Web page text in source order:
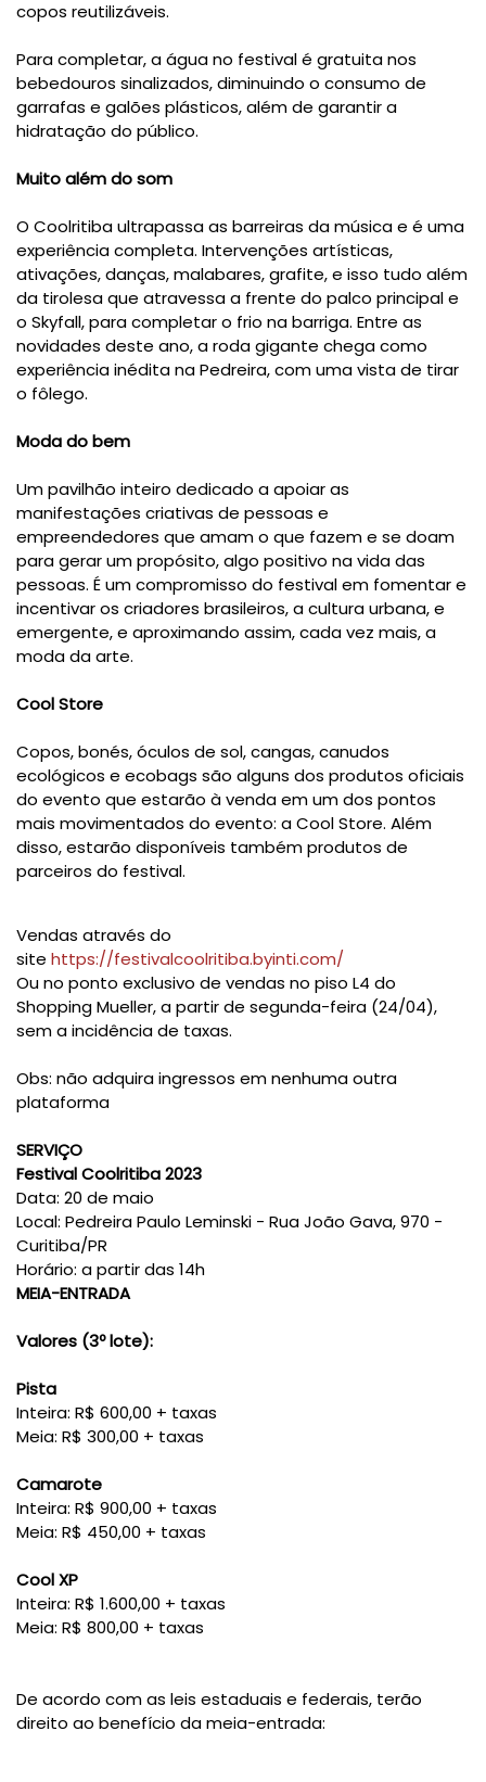
copos reutilizáveis.
Para completar, a água no festival é gratuita nos
bebedouros sinalizados, diminuindo o consumo de
garrafas e galões plásticos, além de garantir a
hidratação do público.
Muito além do som
O Coolritiba ultrapassa as barreiras da música e é uma
experiência completa. Intervenções artísticas,
ativações, danças, malabares, grafite, e isso tudo além
da tirolesa que atravessa a frente do palco principal e
o Skyfall, para completar o frio na barriga. Entre as
novidades deste ano, a roda gigante chega como
experiência inédita na Pedreira, com uma vista de tirar
o fôlego.
Moda do bem
Um pavilhão inteiro dedicado a apoiar as
manifestações criativas de pessoas e
empreendedores que amam o que fazem e se doam
para gerar um propósito, algo positivo na vida das
pessoas. É um compromisso do festival em fomentar e
incentivar os criadores brasileiros, a cultura urbana, e
emergente, e aproximando assim, cada vez mais, a
moda da arte.
Cool Store
Copos, bonés, óculos de sol, cangas, canudos
ecológicos e ecobags são alguns dos produtos oficiais
do evento que estarão à venda em um dos pontos
mais movimentados do evento: a Cool Store. Além
disso, estarão disponíveis também produtos de
parceiros do festival.
Vendas através do
site https://festivalcoolritiba.byinti.com/
Ou no ponto exclusivo de vendas no piso L4 do
Shopping Mueller, a partir de segunda-feira (24/04),
sem a incidência de taxas.
Obs: não adquira ingressos em nenhuma outra
plataforma
SERVIÇO
Festival Coolritiba 2023
Data: 20 de maio
Local: Pedreira Paulo Leminski - Rua João Gava, 970 -
Curitiba/PR
Horário: a partir das 14h
MEIA-ENTRADA
Valores (3º lote):
Pista
Inteira: R$ 600,00 + taxas
Meia: R$ 300,00 + taxas
Camarote
Inteira: R$ 900,00 + taxas
Meia: R$ 450,00 + taxas
Cool XP
Inteira: R$ 1.600,00 + taxas
Meia: R$ 800,00 + taxas
De acordo com as leis estaduais e federais, terão
direito ao benefício da meia-entrada: